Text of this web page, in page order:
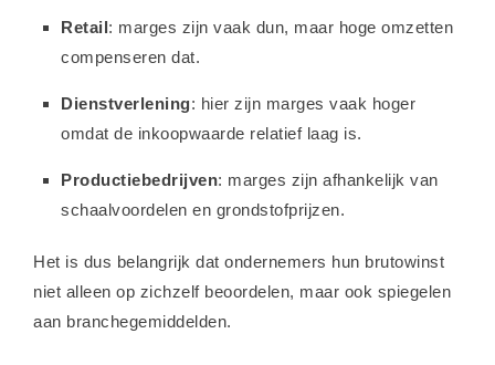
Retail: marges zijn vaak dun, maar hoge omzetten
compenseren dat.
Dienstverlening: hier zijn marges vaak hoger
omdat de inkoopwaarde relatief laag is.
Productiebedrijven: marges zijn afhankelijk van
schaalvoordelen en grondstofprijzen.
Het is dus belangrijk dat ondernemers hun brutowinst
niet alleen op zichzelf beoordelen, maar ook spiegelen
aan branchegemiddelden.